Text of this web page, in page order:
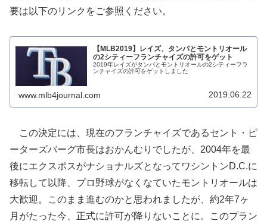
要は以下のリンクをご参照ください。
【MLB2019】レイズ、タンパとモントリオール
の2シティーフランチャイズの許可をゲット
2019年レイズがタンパとモントリオールの2シティーフラ
ンチャイズの許可をゲットしました
www.mlb4journal.com 2019.06.22
この決定には、現在のフランチャイズであるセント・ピ
ーターズバーグ市長はおかんむりでしたが、2004年を最
後にエクスポスがナショナルズとなってワシントンD.C.に
移転して以降、プロ野球がなくなていたモントリオールは
大歓迎。このまま進むのかと思われましたが、約2年7ヶ
月がたった今、正式に許可が降りないことに。このプラン